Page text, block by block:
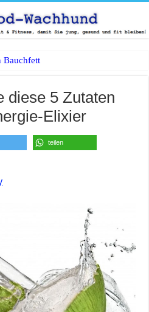
diese 5 Zutaten
Elixier
teilen